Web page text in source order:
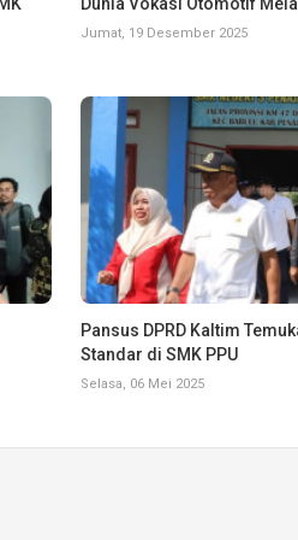
Jumat, 19 Desember 2025
Pansus DPRD Kaltim
Standar di SMK PPU
Selasa, 06 Mei 2025